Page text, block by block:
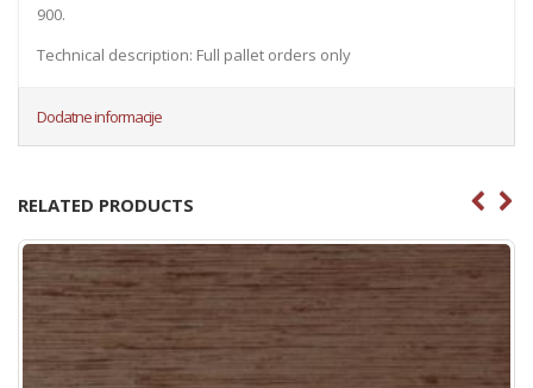
900.
Technical description: Full pallet orders only
Dodatne informacije
RELATED PRODUCTS